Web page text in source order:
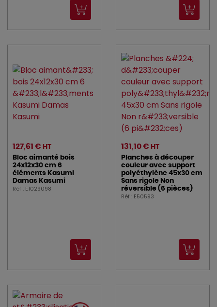
127,61 € HT
Bloc aimanté bois
24x12x30 cm 6
éléments Kasumi
Damas Kasumi
Réf : E1029098
131,10 € HT
Planches à découper
couleur avec support
polyéthylène 45x30 cm
Sans rigole Non
réversible (6 pièces)
Réf : E50593